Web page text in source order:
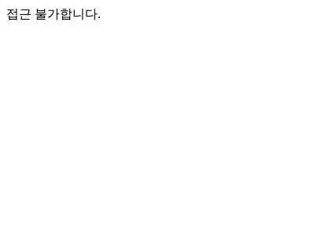
접근 불가합니다.